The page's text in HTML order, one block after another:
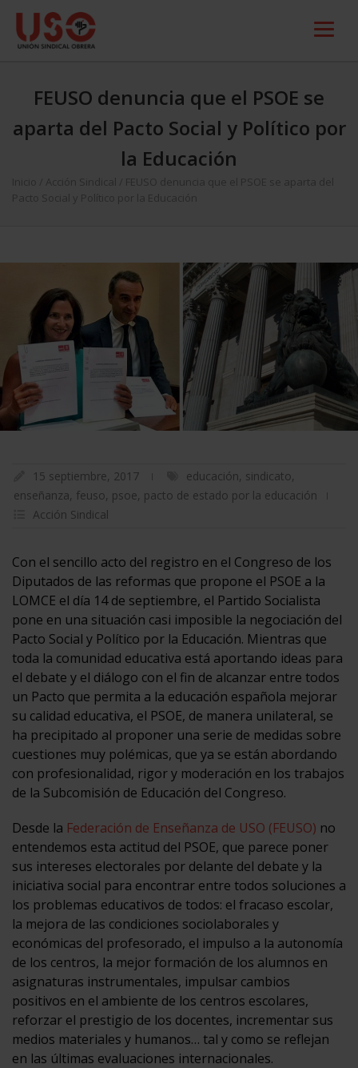
FEUSO denuncia que el PSOE se
aparta del Pacto Social y Político por
la Educación
Inicio Acción Sindical
FEUSO denuncia que el PSOE se aparta del
Pacto Social y Político por la Educación
15 septiembre, 2017 educación, sindicato,
enseñanza, feuso, psoe, pacto de estado por la educación
Acción Sindical
Con el sencillo acto del registro en el Congreso de los
Diputados de las reformas que propone el PSOE a la
LOMCE el día 14 de septiembre, el Partido Socialista
pone en una situación casi imposible la negociación del
Pacto Social y Político por la Educación. Mientras que
toda la comunidad educativa está aportando ideas para
el debate y el diálogo con el fin de alcanzar entre todos
un Pacto que permita a la educación española mejorar
su calidad educativa, el PSOE, de manera unilateral, se
ha precipitado al proponer una serie de medidas sobre
cuestiones muy polémicas, que ya se están abordando
con profesionalidad, rigor y moderación en los trabajos
de la Subcomisión de Educación del Congreso.
Desde la Federación de Enseñanza de USO (FEUSO) no
entendemos esta actitud del PSOE, que parece poner
sus intereses electorales por delante del debate y la
iniciativa social para encontrar entre todos soluciones a
los problemas educativos de todos: el fracaso escolar,
la mejora de las condiciones sociolaborales y
económicas del profesorado, el impulso a la autonomía
de los centros, la mejor formación de los alumnos en
asignaturas instrumentales, impulsar cambios
positivos en el ambiente de los centros escolares,
reforzar el prestigio de los docentes, incrementar sus
medios materiales y humanos… tal y como se reflejan
en las últimas evaluaciones internacionales.